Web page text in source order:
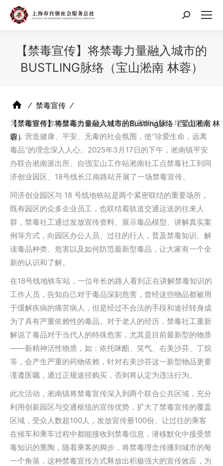
搜
【禁毒宣传】将禁毒力量融入城市的
BUSTLING脉络（宝山淞南 林蓉）
⁄ 禁毒宣传 ⁄
【禁毒宣传】将禁毒力量融入城市的Bustling脉络（宝山淞南 林
蓉）
为了能够有效地提高社会公众对毒品危害的认识，增强禁毒意
识，营造健康、平安、无毒的社会氛围，使“珍爱生命，远离
毒品”的理念深入人心。2025年3月17日的下午，淞南镇平安
办联合淞南派出所、自强宝山工作站淞南社工点禁毒社工到同
济创业园区、18号线长江南路站开展了一场禁毒宣传。
同济创业园区与 18 号线地铁站是两个紧密联结的重要场所，
既有园区的众多企业员工，也联结着轨道交通运送的往来人
群，禁毒社工通过发放宣传资料、展示毒品模型、讲解真实案
例等方式，向园区办公人员、过往的行人，普及禁毒知识、解
读毒品种类、危害以及如何防范最新型毒品，让大家有一个全
新的认识和了解。
在18号线地铁车站，一位年长的路人看到正在讲解禁毒知识的
工作人员，告知自己对于毒品深刻危害，曾经这些物品都被用
于缓解疾病的痛苦病人，但是经过不合法的手段和途径转身成
为了具有严重依赖性的毒品。对于老人的经历，禁毒社工重新
解说了毒品对于当代人的特殊危害，尤其是目前最新型的物质
——新精神活性物质，如：依托咪酯、笑气、右美沙芬、丁烷
等，会产生严重的药物依赖，针对右美沙芬这一新型物品更要
谨遵医嘱，通过正规途径购买，否则将认定为违法行为。
此次活动，淞南镇将禁毒宣传深入到两个联合公共区域，充分
利用创新园区与交通枢纽的宣传优势，扩大了禁毒宣传的覆盖
区域，受众人数超100人，发放宣传册100份。让过往的乘客
在候车和乘车过程中都能接收到禁毒信息，潜移默化中接受禁
毒知识的熏陶，随着乘客的脚步，将禁毒理念传播到城市的每
一个角落，这种禁毒宣传方式释放出积极强大的宣传效应，为